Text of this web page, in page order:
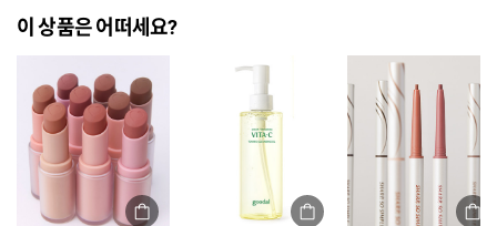
이 상품은 어떠세요?